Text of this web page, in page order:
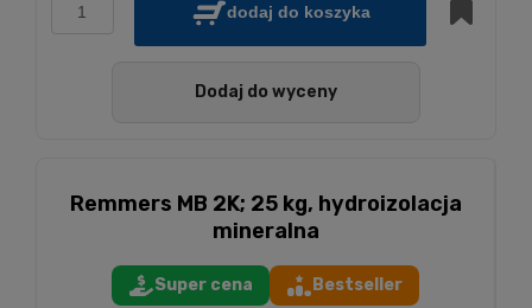
dodaj do koszyka
Dodaj do wyceny
Remmers MB 2K; 25 kg, hydroizolacja
mineralna
Super cena Bestseller